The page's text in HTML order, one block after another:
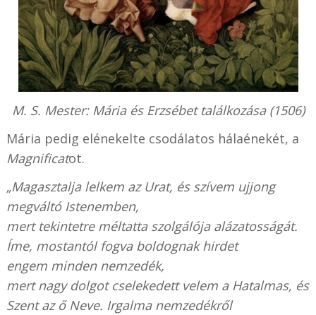
M. S. Mester: Mária és Erzsébet találkozása (1506)
Mária pedig elénekelte csodálatos hálaénekét, a
Magnificatot.
„Magasztalja lelkem az Urat, és szívem ujjong
megváltó Istenemben,
mert tekintetre méltatta szolgálója alázatosságát.
Íme, mostantól fogva boldognak hirdet
engem minden nemzedék,
mert nagy dolgot cselekedett velem a Hatalmas, és
Szent az ő Neve. Irgalma nemzedékről